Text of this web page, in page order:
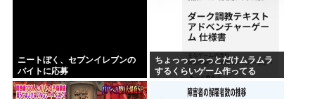
ニートぼく、セブンイレブンの
バイトに応募
ちょっっっっっとだけムラムラ
するくらいゲーム作ってる